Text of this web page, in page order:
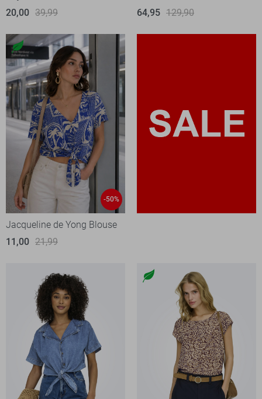
20,00 39,99
64,95 129,90
-50%
Jacqueline de Yong Blouse
11,00 21,99